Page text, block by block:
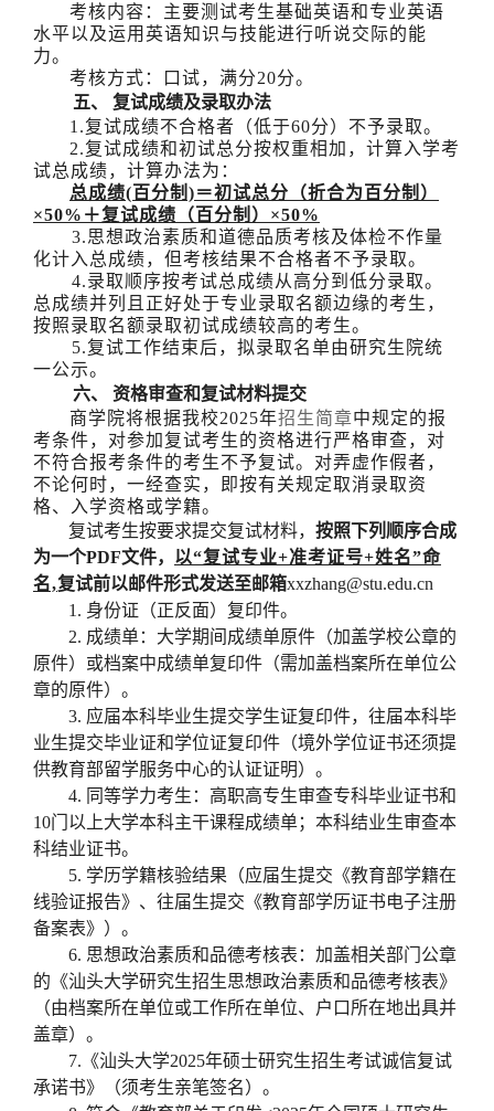
考核内容：主要测试考生基础英语和专业英语
水平以及运用英语知识与技能进行听说交际的能
力。
考核方式：口试，满分20分。
五、 复试成绩及录取办法
1.复试成绩不合格者（低于60分）不予录取。
2.复试成绩和初试总分按权重相加，计算入学考
试总成绩，计算办法为：
总成绩(百分制)＝初试总分（折合为百分制）
×50%＋复试成绩（百分制）×50%
3.思想政治素质和道德品质考核及体检不作量
化计入总成绩，但考核结果不合格者不予录取。
4.录取顺序按考试总成绩从高分到低分录取。
总成绩并列且正好处于专业录取名额边缘的考生，
按照录取名额录取初试成绩较高的考生。
5.复试工作结束后，拟录取名单由研究生院统
一公示。
六、 资格审查和复试材料提交
商学院将根据我校2025年招生简章中规定的报
考条件，对参加复试考生的资格进行严格审查，对
不符合报考条件的考生不予复试。对弄虚作假者，
不论何时，一经查实，即按有关规定取消录取资
格、入学资格或学籍。
复试考生按要求提交复试材料， 按照下列顺序合成
为一个PDF文件， 以“复试专业+准考证号+姓名”命
名,复试前以邮件形式发送至邮箱xxzhang@stu.edu.cn
1. 身份证（正反面）复印件。
2. 成绩单：大学期间成绩单原件（加盖学校公章的
原件）或档案中成绩单复印件（需加盖档案所在单位公
章的原件）。
3. 应届本科毕业生提交学生证复印件，往届本科毕
业生提交毕业证和学位证复印件（境外学位证书还须提
供教育部留学服务中心的认证证明）。
4. 同等学力考生：高职高专生审查专科毕业证书和
10门以上大学本科主干课程成绩单；本科结业生审查本
科结业证书。
5. 学历学籍核验结果（应届生提交《教育部学籍在
线验证报告》、往届生提交《教育部学历证书电子注册
备案表》）。
6. 思想政治素质和品德考核表：加盖相关部门公章
的《汕头大学研究生招生思想政治素质和品德考核表》
（由档案所在单位或工作所在单位、户口所在地出具并
盖章）。
7. 《汕头大学2025年硕士研究生招生考试诚信复试
承诺书》（须考生亲笔签名）。